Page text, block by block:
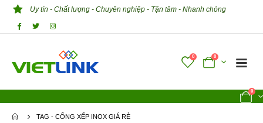
Uy tín - Chất lượng - Chuyên nghiệp - Tận tâm - Nhanh chóng
0 0
0
TAG - CỔNG XẾP INOX GIÁ RẺ